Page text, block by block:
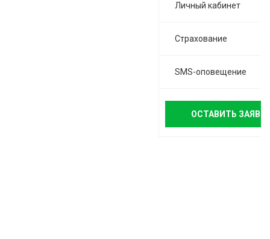
Личный кабинет
Страхование
SMS-оповещение
ОСТАВИТЬ